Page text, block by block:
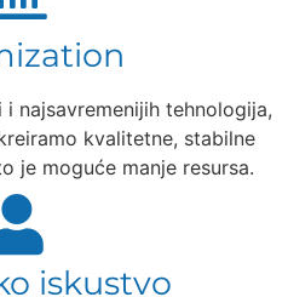
najsavremenijih tehnologija,
kvalitetne, stabilne
je moguće manje resursa.
iskustvo